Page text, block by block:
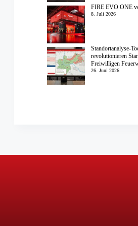
FIRE EVO ONE
8. Juli 2026
Standortanalyse-
revolutionieren
Freiwilligen
26. Juni 2026